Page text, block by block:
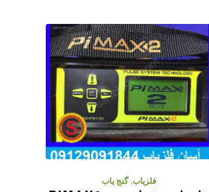
فلزیاب,گنج یاب